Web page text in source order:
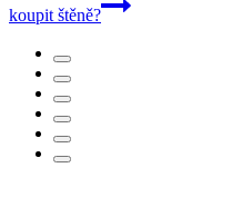
koupit štěně?